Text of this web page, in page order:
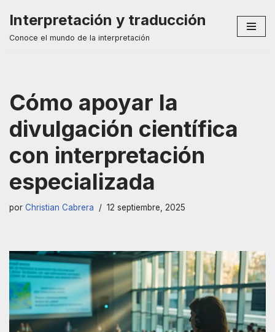
Saltar
Interpretación y traducción
Conoce el mundo de la interpretación
Cómo apoyar la
divulgación científica
con interpretación
especializada
por Christian Cabrera 12 septiembre, 2025